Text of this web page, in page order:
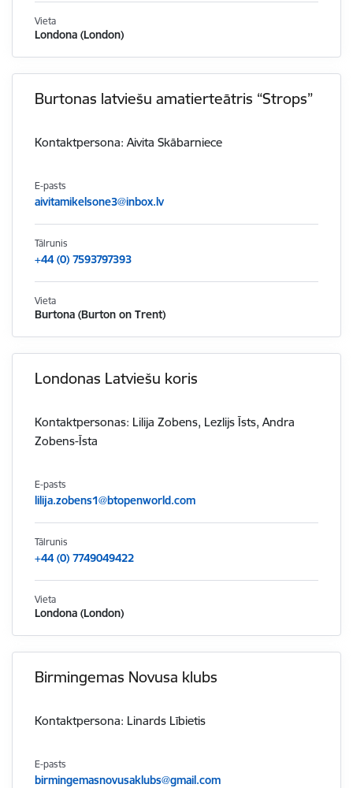
Vieta
Londona (London)
Burtonas latviešu amatierteātris “Strops”
Kontaktpersona: Aivita Skābarniece
E-pasts
aivitamikelsone3@inbox.lv
Tālrunis
+44 (0) 7593797393
Vieta
Burtona (Burton on Trent)
Londonas Latviešu koris
Kontaktpersonas: Lilija Zobens, Lezlijs Īsts, Andra
Zobens-Īsta
E-pasts
lilija.zobens1@btopenworld.com
Tālrunis
+44 (0) 7749049422
Vieta
Londona (London)
Birmingemas Novusa klubs
Kontaktpersona: Linards Lībietis
E-pasts
birmingemasnovusaklubs@gmail.com